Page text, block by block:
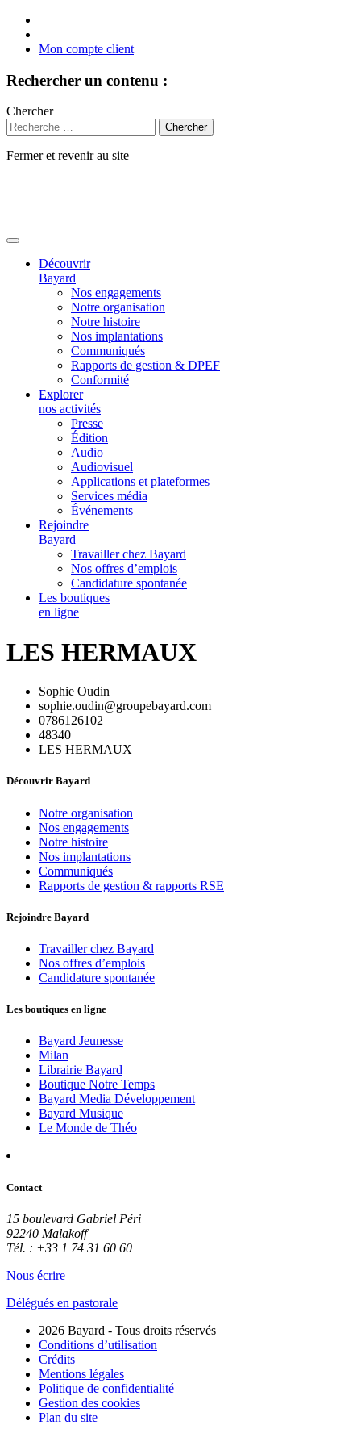
Mon compte client
Rechercher un contenu :
Chercher
Fermer et revenir au site
Découvrir
Bayard
Nos engagements
Notre organisation
Notre histoire
Nos implantations
Communiqués
Rapports de gestion & DPEF
Conformité
Explorer
nos activités
Presse
Édition
Audio
Audiovisuel
Applications et plateformes
Services média
Événements
Rejoindre
Bayard
Travailler chez Bayard
Nos offres d’emplois
Candidature spontanée
Les boutiques
en ligne
LES HERMAUX
Sophie Oudin
sophie.oudin@groupebayard.com
0786126102
48340
LES HERMAUX
Découvrir Bayard
Notre organisation
Nos engagements
Notre histoire
Nos implantations
Communiqués
Rapports de gestion & rapports RSE
Rejoindre Bayard
Travailler chez Bayard
Nos offres d’emplois
Candidature spontanée
Les boutiques en ligne
Bayard Jeunesse
Milan
Librairie Bayard
Boutique Notre Temps
Bayard Media Développement
Bayard Musique
Le Monde de Théo
Contact
15 boulevard Gabriel Péri
92240 Malakoff
Tél. : +33 1 74 31 60 60
Nous écrire
Délégués en pastorale
2026 Bayard - Tous droits réservés
Conditions d’utilisation
Crédits
Mentions légales
Politique de confidentialité
Gestion des cookies
Plan du site